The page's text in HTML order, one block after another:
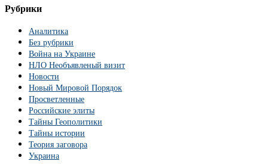
Рубрики
Аналитика
Без рубрики
Война на Украине
НЛО Необъявленый визит
Новости
Новый Мировой Порядок
Просветленные
Российские элиты
Тайны Геополитики
Тайны истории
Теория заговора
Украина